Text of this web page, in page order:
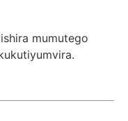
mumutego